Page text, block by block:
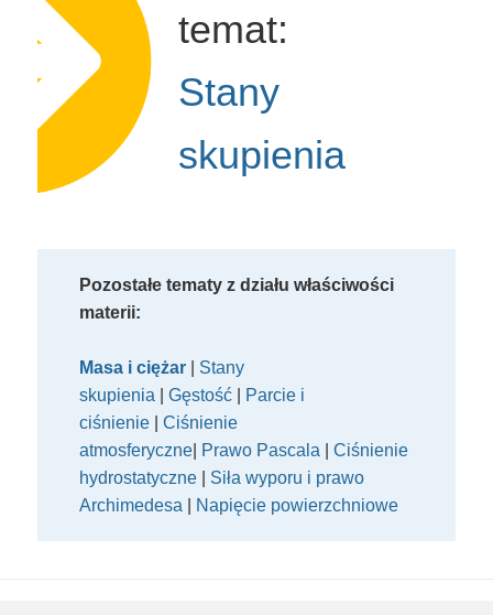
temat:
Stany
skupienia
Pozostałe tematy z działu właściwości
materii:
Masa i ciężar
Stany
skupienia |Gęstość
Parcie i
ciśnienie |Ciśnienie
atmosferyczne Prawo Pascala |Ciśnienie
hydrostatyczne
Siła wyporu i prawo
Archimedesa
Napięcie powierzchniowe